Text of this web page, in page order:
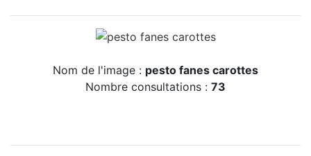
Nom de l'image : pesto fanes carottes
Nombre consultations : 73